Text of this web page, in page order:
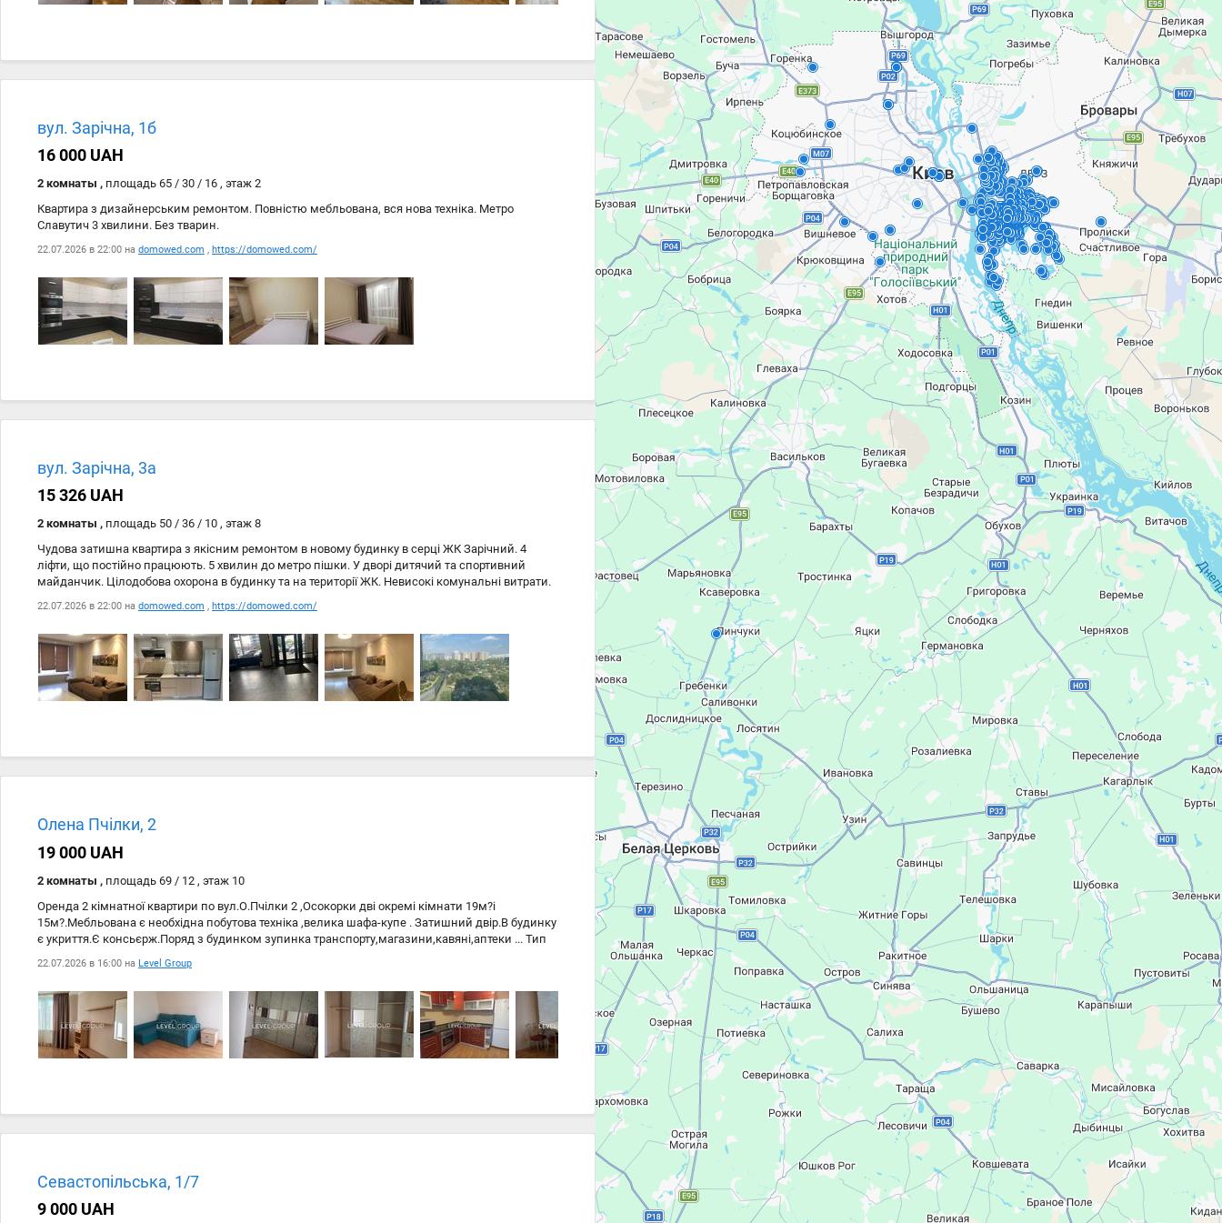
вул. Зарічна, 1б
16 000 UAH
2 комнаты , площадь 65 / 30 / 16 , этаж 2
Квартира з дизайнерським ремонтом. Повністю мебльована, вся нова техніка. Метро
Славутич 3 хвилини. Без тварин.
22.07.2026 в 22:00 на domowed.com , https://domowed.com/
domowed.com
22.07
вул. Зарічна, 3а
15 326 UAH
2 комнаты , площадь 50 / 36 / 10 , этаж 8
Чудова затишна квартира з якісним ремонтом в новому будинку в серці ЖК Зарічний. 4
ліфти, що постійно працюють. 5 хвилин до метро пішки. У дворі дитячий та спортивний
майданчик. Цілодобова охорона в будинку та на території ЖК. Невисокі комунальні витрати.
22.07.2026 в 22:00 на domowed.com , https://domowed.com/
22.07 domowed.com
22.07
Олена Пчілки, 2
19 000 UAH
2 комнаты , площадь 69 / 12 , этаж 10
Оренда 2 кімнатної квартири по вул.О.Пчілки 2 ,Осокорки дві окремі кімнати 19м?і
15м?.Мебльована є необхідна побутова техніка ,велика шафа-купе . Затишний двір.В будинку
є укриття.Є консьєрж.Поряд з будинком зупинка транспорту,магазини,кавяні,аптеки ... Тип
Монолітний; Домашні улюбленці: Так, котик ?, Так, маленький песик(до 10 кг) ?;
Планування: Роздільна; Cанвузол: Роздільний; Опалення: Централізоване; Ремонт:
Житловий стан; Меблювання: З меблями; Побутова техніка: Електрочайник, Варильна
панель, Мікрохвильова піч, Духова шафа; Мультимедіа: Телевізор; Комфорт: Кондиціонер;
Інфраструктура (до 500 метрів): Аптека, Лікарня, поліклініка, Дитячий майданчик,
22.07.2026 в 16:00 на Level Group
Севастопільська, 1/7
9 000 UAH